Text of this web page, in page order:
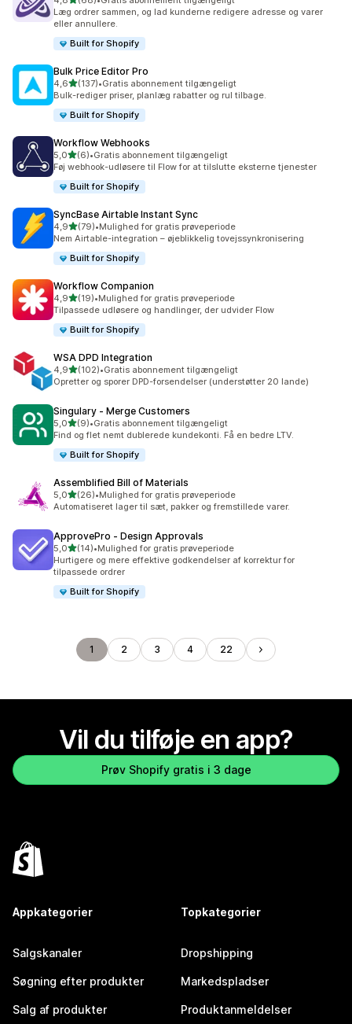
68 anmeldelser i alt
Læg ordrer sammen, og lad kunderne redigere adresse og varer
eller annullere.
Built for Shopify
Bulk Price Editor Pro
4,6ud af 5 stjerner
(137)
137 anmeldelser i alt
•Gratis abonnement tilgængeligt
Bulk-rediger priser, planlæg rabatter og rul tilbage.
Built for Shopify
Workflow Webhooks
5,0ud af 5 stjerner
(6)
6 anmeldelser i alt
•Gratis abonnement tilgængeligt
Føj webhook-udløsere til Flow for at tilslutte eksterne tjenester
Built for Shopify
SyncBase Airtable Instant Sync
4,9ud af 5 stjerner
(79)
79 anmeldelser i alt
•Mulighed for gratis prøveperiode
Nem Airtable-integration – øjeblikkelig tovejssynkronisering
Built for Shopify
Workflow Companion
4,9ud af 5 stjerner
(19)
19 anmeldelser i alt
•Mulighed for gratis prøveperiode
Tilpassede udløsere og handlinger, der udvider Flow
Built for Shopify
WSA DPD Integration
4,9ud af 5 stjerner
(102)
102 anmeldelser i alt
•Gratis abonnement tilgængeligt
Opretter og sporer DPD-forsendelser (understøtter 20 lande)
Singulary ‑ Merge Customers
5,0ud af 5 stjerner
(9)
9 anmeldelser i alt
•Gratis abonnement tilgængeligt
Find og flet nemt dublerede kundekonti. Få en bedre LTV.
Built for Shopify
Assemblified Bill of Materials
5,0ud af 5 stjerner
(26)
26 anmeldelser i alt
•Mulighed for gratis prøveperiode
Automatiseret lager til sæt, pakker og fremstillede varer.
ApprovePro ‑ Design Approvals
5,0ud af 5 stjerner
(14)
14 anmeldelser i alt
•Mulighed for gratis prøveperiode
Hurtigere og mere effektive godkendelser af korrektur for
tilpassede ordrer
Built for Shopify
1 2 3 4 22
Vil du tilføje en app?
Prøv Shopify gratis i 3 dage
Appkategorier
Salgskanaler
Søgning efter produkter
Salg af produkter
Topkategorier
Dropshipping
Markedspladser
Produktanmeldelser